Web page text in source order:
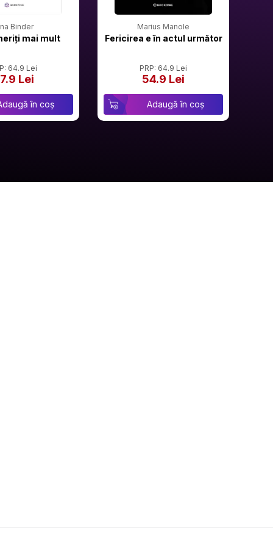
Binder
mai mult
64.9 Lei
Lei
în coș
Marius Manole
Fericirea e în actul următor
PRP: 64.9 Lei
54.9 Lei
Adaugă în coș